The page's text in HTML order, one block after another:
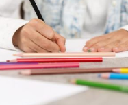
LUMINAIRE